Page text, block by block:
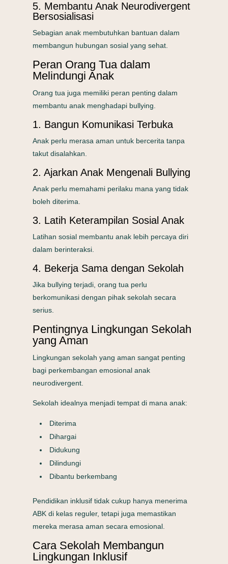
5. Membantu Anak Neurodivergent
Bersosialisasi
Sebagian anak membutuhkan bantuan dalam
membangun hubungan sosial yang sehat.
Peran Orang Tua dalam
Melindungi Anak
Orang tua juga memiliki peran penting dalam
membantu anak menghadapi bullying.
1. Bangun Komunikasi Terbuka
Anak perlu merasa aman untuk bercerita tanpa
takut disalahkan.
2. Ajarkan Anak Mengenali Bullying
Anak perlu memahami perilaku mana yang tidak
boleh diterima.
3. Latih Keterampilan Sosial Anak
Latihan sosial membantu anak lebih percaya diri
dalam berinteraksi.
4. Bekerja Sama dengan Sekolah
Jika bullying terjadi, orang tua perlu
berkomunikasi dengan pihak sekolah secara
serius.
Pentingnya Lingkungan Sekolah
yang Aman
Lingkungan sekolah yang aman sangat penting
bagi perkembangan emosional anak
neurodivergent.
Sekolah idealnya menjadi tempat di mana anak:
Diterima
Dihargai
Didukung
Dilindungi
Dibantu berkembang
Pendidikan inklusif tidak cukup hanya menerima
ABK di kelas reguler, tetapi juga memastikan
mereka merasa aman secara emosional.
Cara Sekolah Membangun
Lingkungan Inklusif